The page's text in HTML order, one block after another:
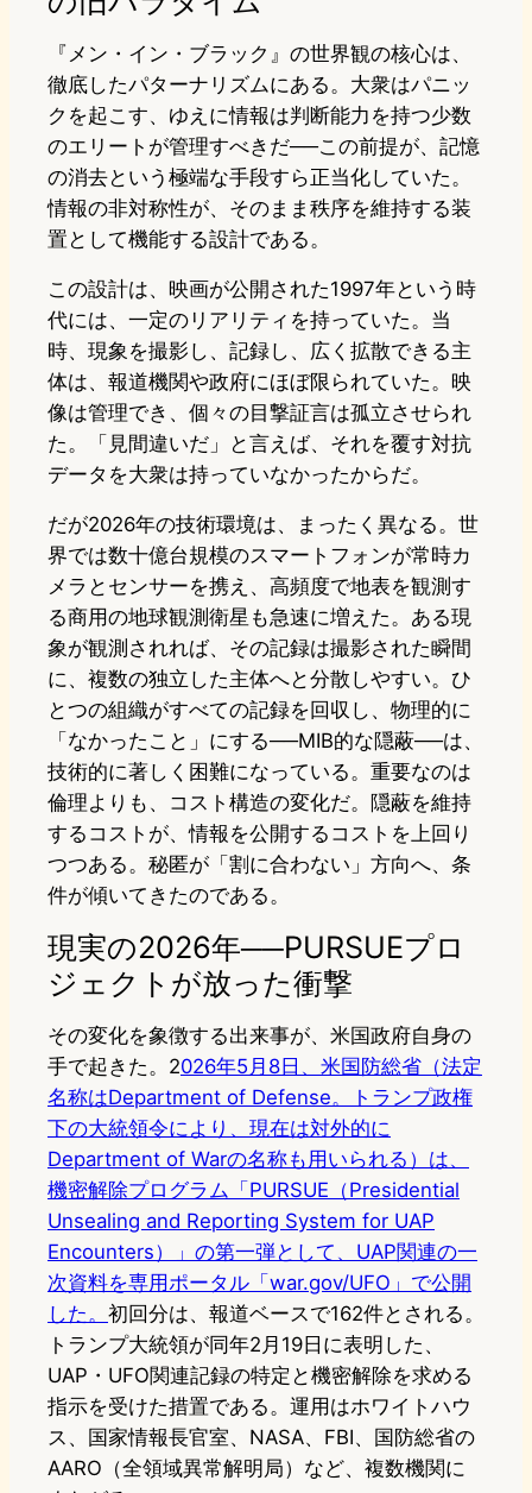
『メン・イン・ブラック』の世界観の核心は、
徹底したパターナリズムにある。大衆はパニッ
クを起こす、ゆえに情報は判断能力を持つ少数
のエリートが管理すべきだ──この前提が、記憶
の消去という極端な手段すら正当化していた。
情報の非対称性が、そのまま秩序を維持する装
置として機能する設計である。
この設計は、映画が公開された1997年という時
代には、一定のリアリティを持っていた。当
時、現象を撮影し、記録し、広く拡散できる主
体は、報道機関や政府にほぼ限られていた。映
像は管理でき、個々の目撃証言は孤立させられ
た。「見間違いだ」と言えば、それを覆す対抗
データを大衆は持っていなかったからだ。
だが2026年の技術環境は、まったく異なる。世
界では数十億台規模のスマートフォンが常時カ
メラとセンサーを携え、高頻度で地表を観測す
る商用の地球観測衛星も急速に増えた。ある現
象が観測されれば、その記録は撮影された瞬間
に、複数の独立した主体へと分散しやすい。ひ
とつの組織がすべての記録を回収し、物理的に
「なかったこと」にする──MIB的な隠蔽──は、
技術的に著しく困難になっている。重要なのは
倫理よりも、コスト構造の変化だ。隠蔽を維持
するコストが、情報を公開するコストを上回り
つつある。秘匿が「割に合わない」方向へ、条
件が傾いてきたのである。
現実の2026年──PURSUEプロ
ジェクトが放った衝撃
その変化を象徴する出来事が、米国政府自身の
手で起きた。2026年5月8日、米国防総省（法定
名称はDepartment of Defense。トランプ政権
下の大統領令により、現在は対外的に
Department of Warの名称も用いられる）は、
機密解除プログラム「PURSUE（Presidential
Unsealing and Reporting System for UAP
Encounters）」の第一弾として、UAP関連の一
次資料を専用ポータル「war.gov/UFO」で公開
した。 初回分は、報道ベースで162件とされる。
トランプ大統領が同年2月19日に表明した、
UAP・UFO関連記録の特定と機密解除を求める
指示を受けた措置である。運用はホワイトハウ
ス、国家情報長官室、NASA、FBI、国防総省の
AARO（全領域異常解明局）など、複数機関に